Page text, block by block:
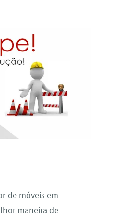
de móveis em
maneira de